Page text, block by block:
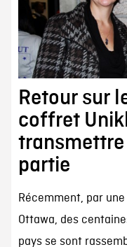
Retour sur
coffret
partie
Récemment, par
Ottawa, des
pays se sont